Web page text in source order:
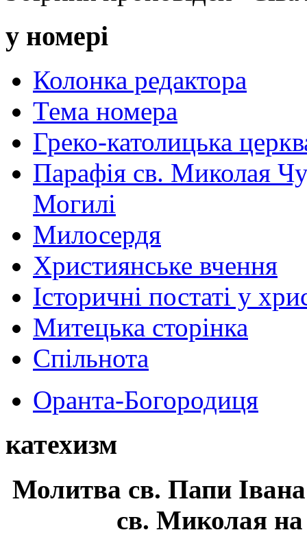
у номері
Колонка редактора
Тема номера
Греко-католицька
Парафія св. Миколая
Могилі
Милосердя
Християнське вчення
Історичні постаті у
Митецька сторінка
Спільнота
Оранта-Богородиця
катехизм
Молитва св. Папи
св. Миколая на